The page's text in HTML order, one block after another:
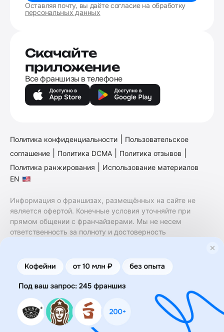
Оставляя почту, вы даёте согласие на обработку
персональных данных
Скачайте
приложение
Все франшизы в телефоне
Политика конфиденциальности
Пользовательское
соглашение
Политика DCMA Политика отзывов
Политика ранжирования
Использование материалов
EN
Информация о франшизах, размещённых на сайте не
является офертой. Конечные условия уточняйте при
прямом общении с франчайзерами. Мы не несем
ответственность за полноту и достоверность
финансовые услуги. Заключение договоров
коммерческой концессии (франчайзинга) осуществляется
правообладателями/их представителями. Бизнесменс.ру
не является посредником или представителем
правообладателя и не несет ответственность за условия
предоставления франшизы и действия лиц,
осуществленные на основании информации, имеющейся